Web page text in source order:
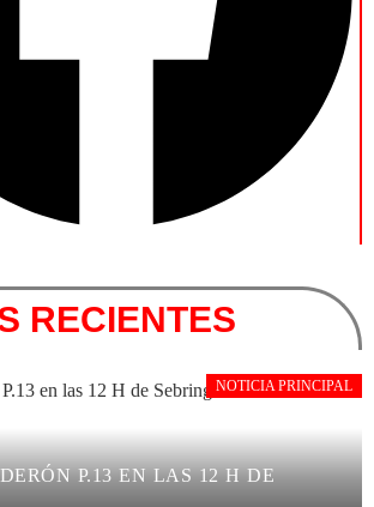
RECIENTES
NOTICIA PRINCIPAL
P.13 EN LAS 12 H DE